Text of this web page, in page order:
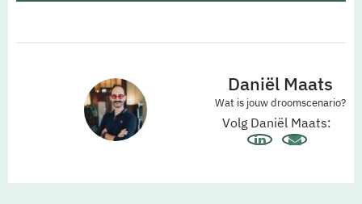
Daniël Maats
Wat is jouw droomscenario?
Volg Daniël Maats: